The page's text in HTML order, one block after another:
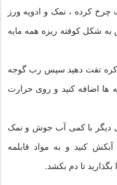
چرخ کرده ، نمک و ادویه ورز
شکل کوفته ریزه همه مایه
کره تفت دهید سپس رب گوجه
ها اضافه کنید و روی حرارت
ای دیگر با کمی آب جوش و نمک
از 20 دقیقه آبکش کنید و به مواد قابلمه
بگذارید تا دم بکشد.